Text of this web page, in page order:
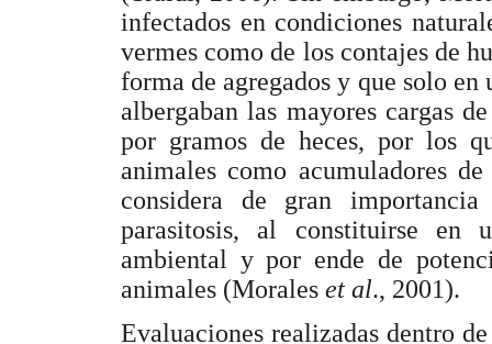
infectados en condiciones
vermes como de los contajes de
forma de agregados y que solo en
albergaban las mayores cargas
por gramos de heces, por los
animales como acumuladores
considera de gran
parasitosis, al constituirse en
ambiental y por ende de
animales (Morales et al., 2001).
Evaluaciones realizadas dentro